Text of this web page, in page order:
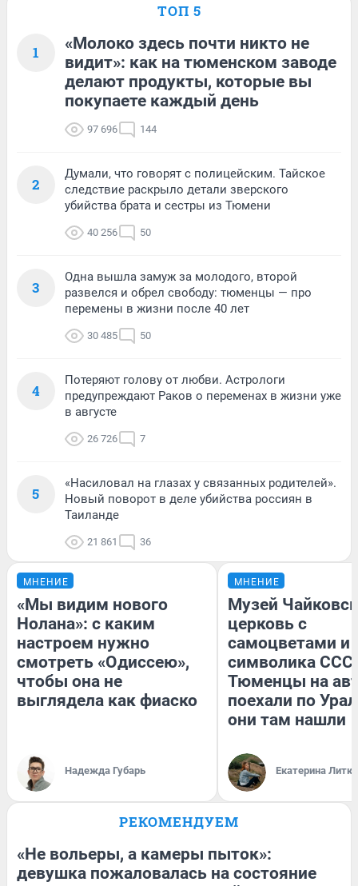
ТОП 5
1
«Молоко здесь почти никто не
видит»: как на тюменском заводе
делают продукты, которые вы
покупаете каждый день
97 696 144
2
Думали, что говорят с полицейским. Тайское
следствие раскрыло детали зверского
убийства брата и сестры из Тюмени
40 256 50
3
Одна вышла замуж за молодого, второй
развелся и обрел свободу: тюменцы — про
перемены в жизни после 40 лет
30 485 50
4
Потеряют голову от любви. Астрологи
предупреждают Раков о переменах в жизни уже
в августе
26 726 7
5
«Насиловал на глазах у связанных родителей».
Новый поворот в деле убийства россиян в
Таиланде
21 861 36
МНЕНИЕ
«Мы видим нового
Нолана»: с каким
настроем нужно
смотреть «Одиссею»,
чтобы она не
выглядела как фиаско
Надежда Губарь
МНЕНИЕ
Музей
церковь с
самоцветами и
символика
Тюменцы на
поехали по
они там нашли
Екатерина
РЕКОМЕНДУЕМ
«Не вольеры, а камеры пыток»:
девушка пожаловалась на состояние